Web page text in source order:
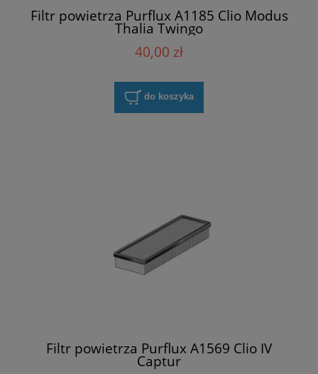
Filtr powietrza Purflux A1185 Clio Modus
Thalia Twingo
40,00 zł
do koszyka
Filtr powietrza Purflux A1569 Clio IV
Captur